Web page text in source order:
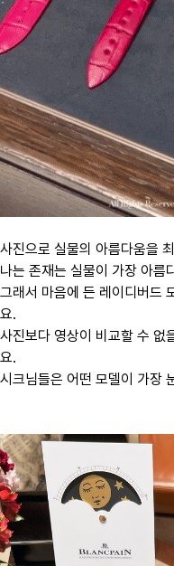
사진으로 실물의 아름다움을
나는 존재는 실물이 가장 아름
그래서 마음에 든 레이디버드
요.
사진보다 영상이 비교할 수 없
요.
시크님들은 어떤 모델이 가장